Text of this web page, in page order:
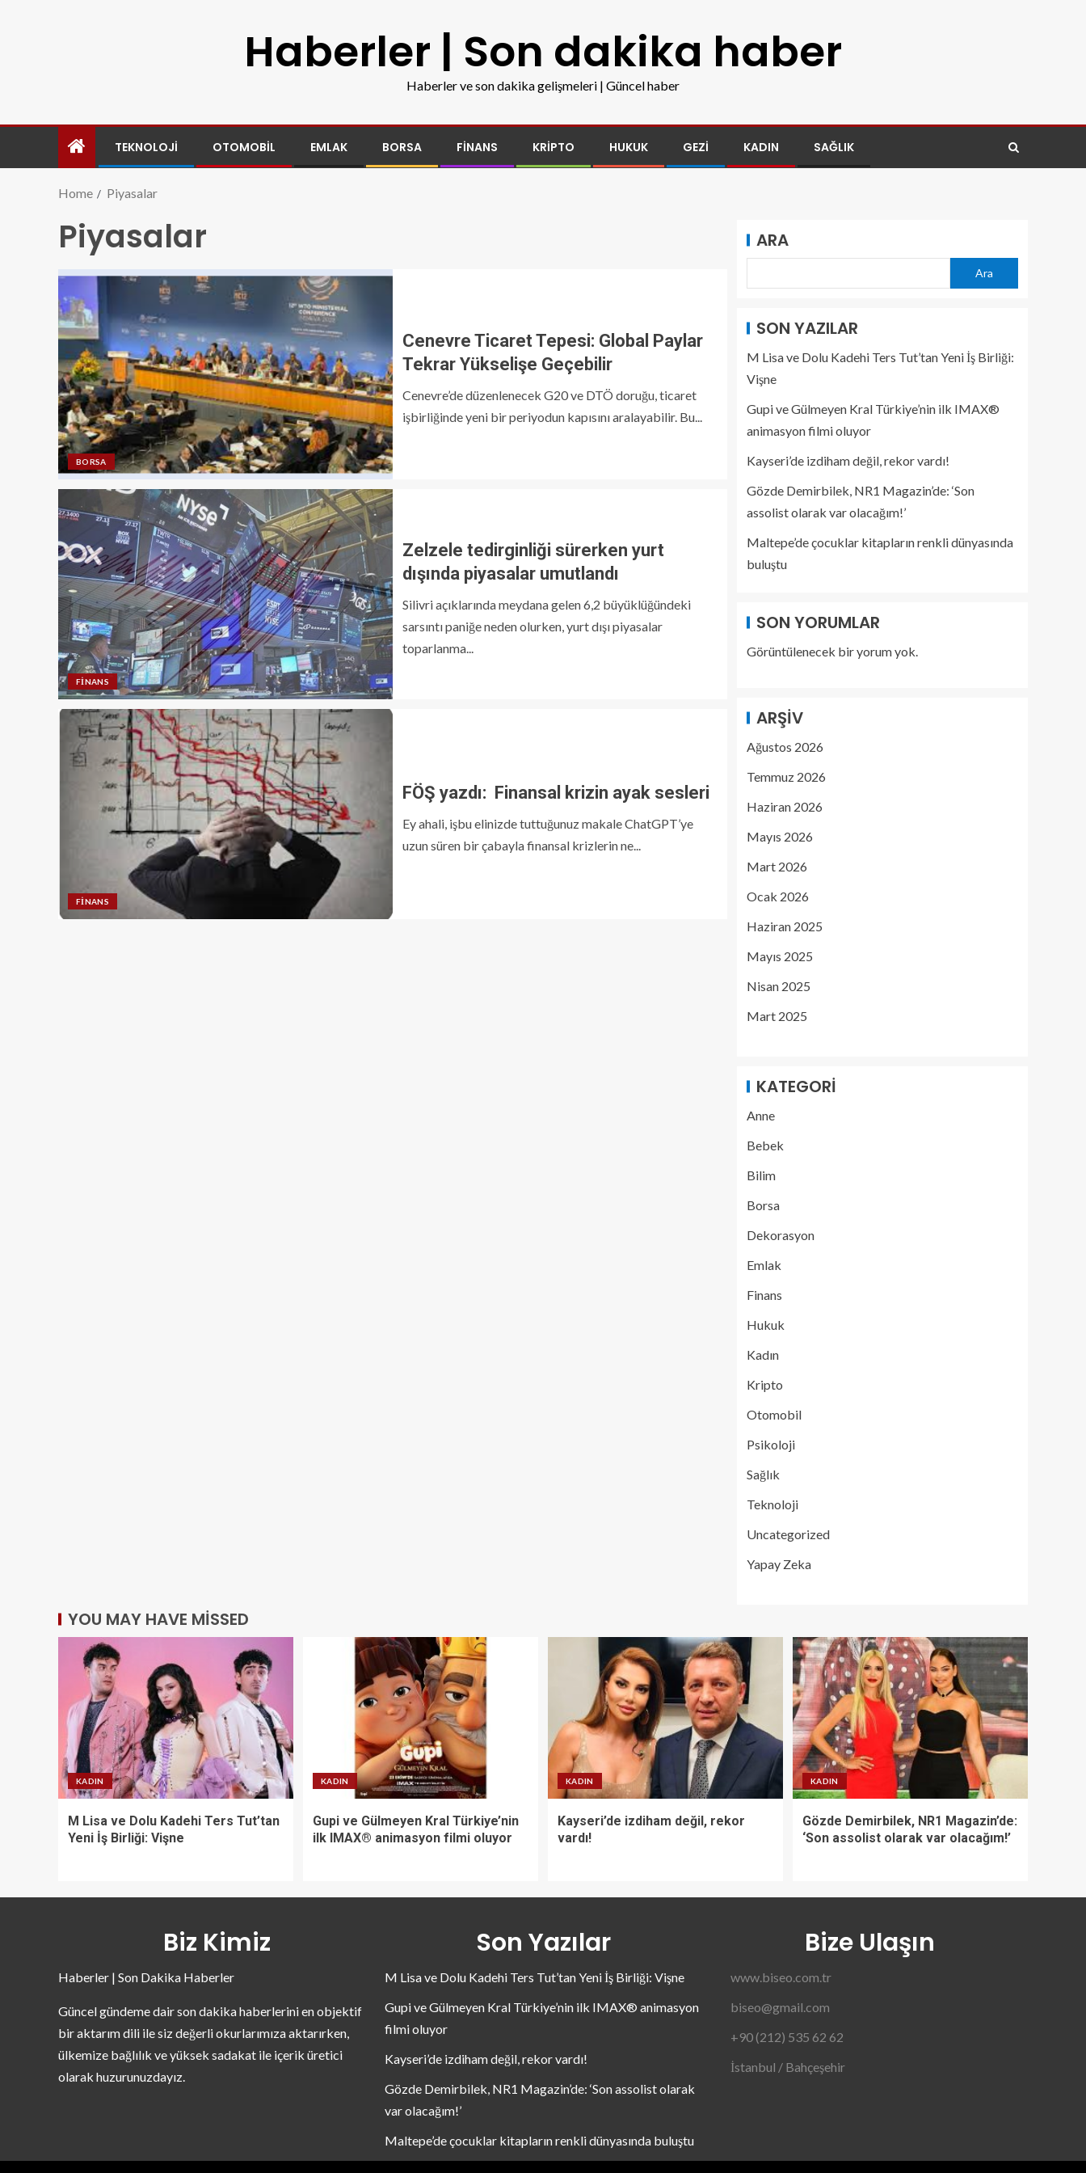
Haberler | Son dakika haber
Haberler ve son dakika gelişmeleri | Güncel haber
TEKNOLOJI OTOMOBIL EMLAK BORSA FINANS KRIPTO HUKUK GEZI KADIN SAĞLIK
Home Piyasalar
Piyasalar
BORSA
Cenevre Ticaret Tepesi: Global Paylar
Tekrar Yükselişe Geçebilir
Cenevre’de düzenlenecek G20 ve DTÖ doruğu, ticaret
işbirliğinde yeni bir periyodun kapısını aralayabilir. Bu...
FINANS
Zelzele tedirginliği sürerken yurt
dışında piyasalar umutlandı
Silivri açıklarında meydana gelen 6,2 büyüklüğündeki
sarsıntı paniğe neden olurken, yurt dışı piyasalar
toparlanma...
FINANS
FÖŞ yazdı: Finansal krizin ayak sesleri
Ey ahali, işbu elinizde tuttuğunuz makale ChatGPT’ye
uzun süren bir çabayla finansal krizlerin ne...
ARA
Ara
SON YAZILAR
M Lisa ve Dolu Kadehi Ters Tut’tan Yeni İş Birliği:
Vişne
Gupi ve Gülmeyen Kral Türkiye’nin ilk IMAX®
animasyon filmi oluyor
Kayseri’de izdiham değil, rekor vardı!
Gözde Demirbilek, NR1 Magazin’de: ‘Son
assolist olarak var olacağım!’
Maltepe’de çocuklar kitapların renkli dünyasında
buluştu
SON YORUMLAR
Görüntülenecek bir yorum yok.
ARŞIV
Ağustos 2026
Temmuz 2026
Haziran 2026
Mayıs 2026
Mart 2026
Ocak 2026
Haziran 2025
Mayıs 2025
Nisan 2025
Mart 2025
KATEGORI
Anne
Bebek
Bilim
Borsa
Dekorasyon
Emlak
Finans
Hukuk
Kadın
Kripto
Otomobil
Psikoloji
Sağlık
Teknoloji
Uncategorized
Yapay Zeka
YOU MAY HAVE MISSED
KADIN
M Lisa ve Dolu Kadehi Ters Tut’tan
Yeni İş Birliği: Vişne
KADIN
Gupi ve Gülmeyen Kral Türkiye’nin
ilk IMAX® animasyon filmi oluyor
KADIN
Kayseri’de izdiham değil, rekor
vardı!
KADIN
Gözde Demirbilek, NR1 Magazin’de:
‘Son assolist olarak var olacağım!’
Biz Kimiz
Haberler | Son Dakika Haberler
Güncel gündeme dair son dakika haberlerini en objektif
bir aktarım dili ile siz değerli okurlarımıza aktarırken,
ülkemize bağlılık ve yüksek sadakat ile içerik üretici
olarak huzurunuzdayız.
Son Yazılar
M Lisa ve Dolu Kadehi Ters Tut’tan Yeni İş Birliği: Vişne
Gupi ve Gülmeyen Kral Türkiye’nin ilk IMAX® animasyon
filmi oluyor
Kayseri’de izdiham değil, rekor vardı!
Gözde Demirbilek, NR1 Magazin’de: ‘Son assolist olarak
var olacağım!’
Maltepe’de çocuklar kitapların renkli dünyasında buluştu
Bize Ulaşın
www.biseo.com.tr
biseo@gmail.com
+90 (212) 535 62 62
İstanbul / Bahçeşehir